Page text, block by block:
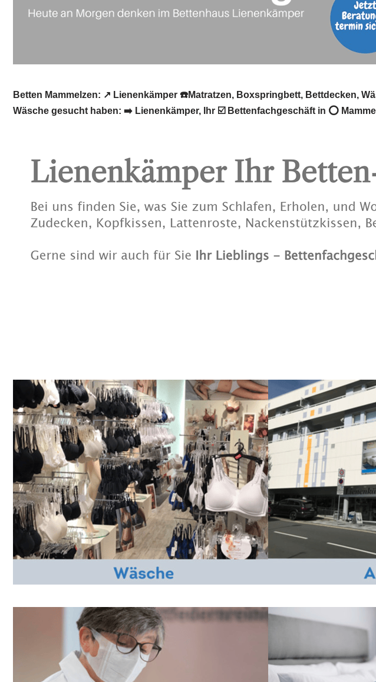
Betten Mammelzen: ↗️ Lienenkämper ☎️Matratzen, Boxspringbett, Bettdecken,
Wäsche gesucht haben: ➡️ Lienenkämper, Ihr ☑️ Bettenfachgeschäft in ⭕